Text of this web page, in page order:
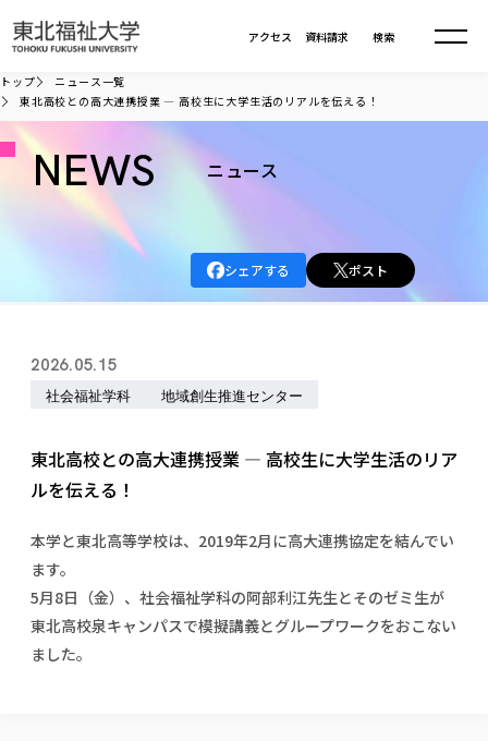
資料請求
アクセス 検索
大学について
建学の精神・教育の理念
学長室の窓
各種方針
大学の歩み
学則
校歌の歴史
寄附の受け入れ
関連法人
教職員募集
役員・評議員一覧
大学の取り組み
大学の取り組み
社会連携・研究
カリキュラム編成ガイドライン
一般事業主行動計画
公的資金等の不正使用の防止に関する基本方針
研究活動における不正行為の防止等に関する対応
大学広報誌「TFU Newsletter 東北福祉大学通信」
情報公開
寄附行為
ガバナンス・コード
中期事業計画
事業計画／財務・事業報告
大学評価
学部・大学院
学部・大学院TOP
総合福祉学部
社会福祉学科
福祉行政学科
共生まちづくり学部
共生まちづくり学科
教育学部
健康科学部
健康科学部
保健看護学科
リハビリテーション学科
医療経営管理学科
産業福祉マネジメント学科
情報福祉マネジメント学科
仏教専修科
入学試験
デジタルパンフ
オープンキャンパス
進路・就職 TOP
就職状況
東北福祉大学のキャリアサポート
東北福祉大学のキャリアサポート
進路・就職支援
採用ご担当者様へ
採用ご担当者様へ
課外活動
課外活動 TOP
体育会・運動サークル紹介
文化会・文化系サークル紹介
大学指定団体紹介
国際交流
国際交流TOP
交換留学生 Exchange students
海外留学・研修
社会連携・研究
社会連携・研究 TOP
東北福祉大学の研究活動
生涯教育・キャリア教育
トップ
ニュース一覧
東北高校との高大連携授業 — 高校生に大学生活のリアルを伝える！
NEWS ニュース
シェアする ポスト
2026.05.15
社会福祉学科 地域創生推進センター
東北高校との高大連携授業 — 高校生に大学生活のリア
ルを伝える！
本学と東北高等学校は、2019年2月に高大連携協定を結んでい
ます。
5月8日（金）、社会福祉学科の阿部利江先生とそのゼミ生が
東北高校泉キャンパスで模擬講義とグループワークをおこない
ました。